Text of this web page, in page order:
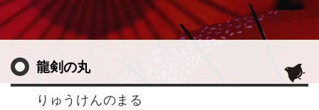
龍剣の丸
りゅうけんのまる